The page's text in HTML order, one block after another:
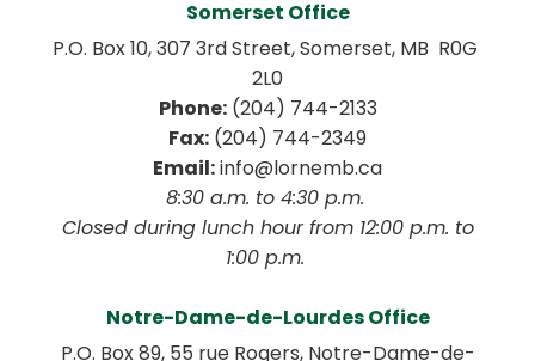
Somerset Office
P.O. Box 10, 307 3rd Street, Somerset, MB  R0G
2L0
Phone: (204) 744-2133
Fax: (204) 744-2349
Email: info@lornemb.ca
8:30 a.m. to 4:30 p.m.
1:00 p.m.
Notre-Dame-de-Lourdes Office
P.O. Box 89, 55 rue Rogers, Notre-Dame-de-